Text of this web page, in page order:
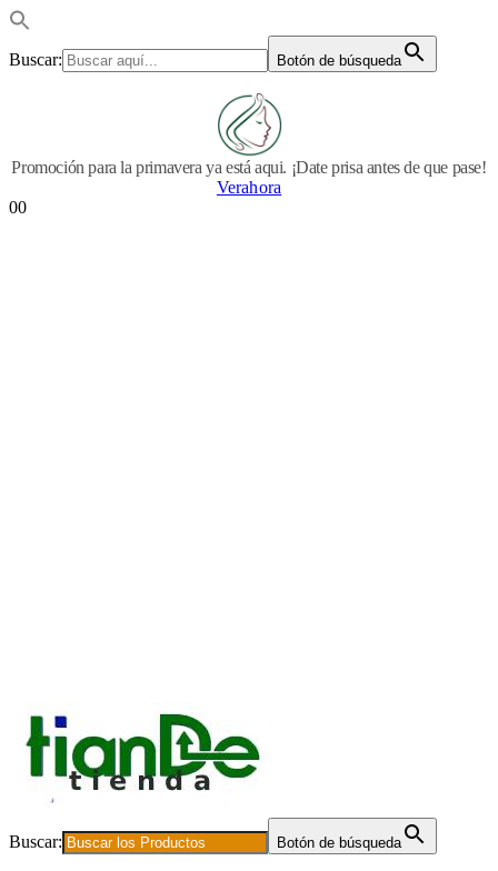
Buscar: Botón de búsqueda
Promoción para la primavera ya está aqui. ¡Date prisa antes de que pase!
Verahora
00
Buscar: Botón de búsqueda